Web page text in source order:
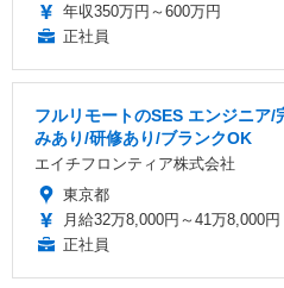
年収350万円～600万円
正社員
フルリモートのSES エンジニア
みあり/研修あり/ブランクOK
エイチフロンティア株式会社
東京都
月給32万8,000円～41万8,000円
正社員